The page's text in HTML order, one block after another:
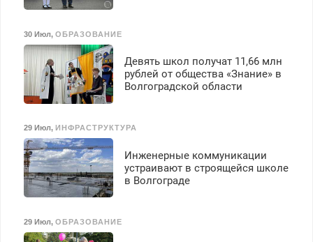
30 Июл, ОБРАЗОВАНИЕ
Девять школ получат 11,66 млн
рублей от общества «Знание» в
Волгоградской области
29 Июл, ИНФРАСТРУКТУРА
Инженерные коммуникации
устраивают в строящейся школе
в Волгограде
29 Июл, ОБРАЗОВАНИЕ